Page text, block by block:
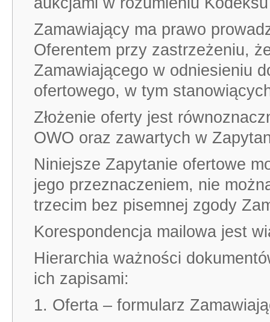
Zamawiający ma prawo
Oferentem przy zastrzeżeniu,
Zamawiającego w odniesieniu
ofertowego, w tym
Złożenie oferty jest
OWO oraz zawartych w
Niniejsze Zapytanie ofertowe
jego przeznaczeniem, nie
trzecim bez pisemnej zgody
Korespondencja mailowa jest
Hierarchia ważności
ich zapisami:
1. Oferta – formularz